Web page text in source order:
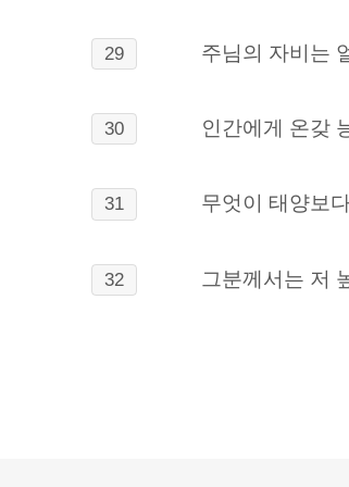
29 주님의 자비는
30 인간에게 온갖
31 무엇이 태양보
32 그분께서는 저